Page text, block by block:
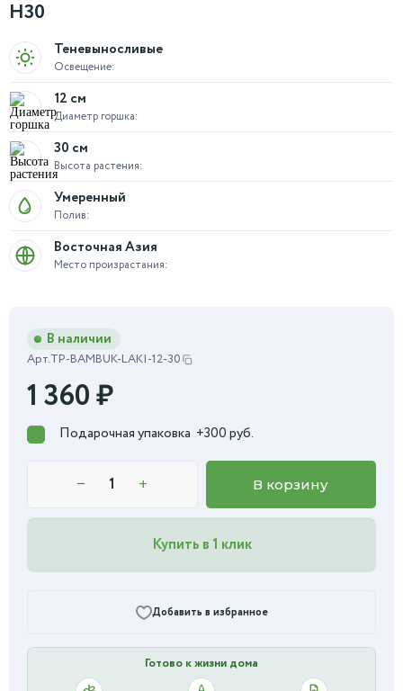
H30
Освещение:
Теневыносливые
Диаметр горшка:
12 см
Высота растения:
30 см
Полив:
Умеренный
Место произрастания:
Восточная Азия
В наличии
Арт.TP-BAMBUK-LAKI-12-30
1 360₽
Подарочная упаковка +300 руб.
− + В корзину
Купить в 1 клик
Добавить в избранное
Готово к жизни дома